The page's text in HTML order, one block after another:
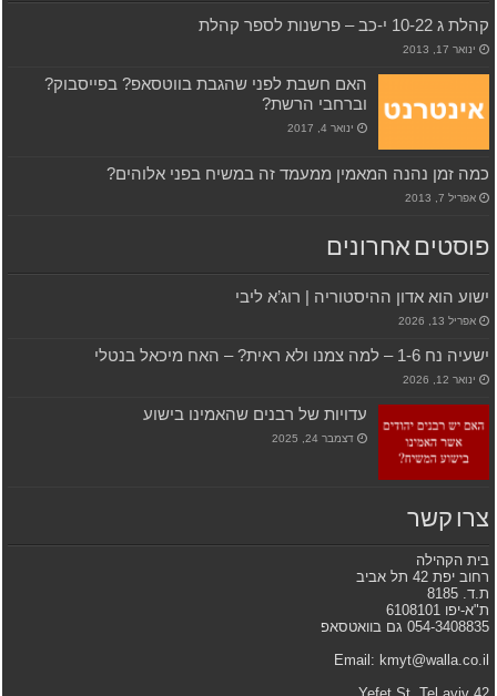
קהלת ג 10-22 י-כב – פרשנות לספר קהלת
ינואר 17, 2013
האם חשבת לפני שהגבת בווטסאפ? בפייסבוק?
וברחבי הרשת?
ינואר 4, 2017
כמה זמן נהנה המאמין ממעמד זה במשיח בפני אלוהים?
אפריל 7, 2013
פוסטים אחרונים
ישוע הוא אדון ההיסטוריה | רוג’א ליבי
אפריל 13, 2026
ישעיה נח 1-6 – למה צמנו ולא ראית? – האח מיכאל בנטלי
ינואר 12, 2026
עדויות של רבנים שהאמינו בישוע
דצמבר 24, 2025
צרו קשר
בית הקהילה
רחוב יפת 42 תל אביב
ת.ד. 8185
ת"א-יפו 6108101
054-3408835 גם בוואטסאפ
Email: kmyt@walla.co.il